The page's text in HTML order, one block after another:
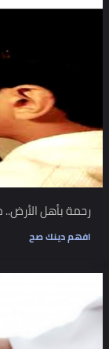
رحمة بأهل الأرض..
افهم دينك صح